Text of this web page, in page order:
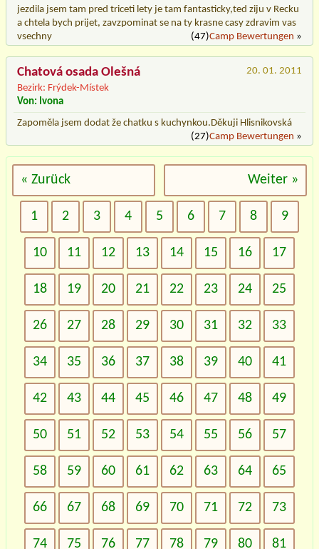
jezdila jsem tam pred triceti lety je tam fantasticky,ted ziju v Recku
a chtela bych prijet, zavzpominat se na ty krasne casy zdravim vas
vsechny
(47)Camp Bewertungen »
Chatová osada Olešná
Bezirk: Frýdek-Místek
20. 01. 2011
Von: Ivona
Zapoměla jsem dodat že chatku s kuchynkou.Děkuji Hlisnikovská
(27)Camp Bewertungen »
« Zurück Weiter »
1 2 3 4 5 6 7 8 9
10 11 12 13 14 15 16 17
18 19 20 21 22 23 24 25
26 27 28 29 30 31 32 33
34 35 36 37 38 39 40 41
42 43 44 45 46 47 48 49
50 51 52 53 54 55 56 57
58 59 60 61 62 63 64 65
66 67 68 69 70 71 72 73
74 75 76 77 78 79 80 81